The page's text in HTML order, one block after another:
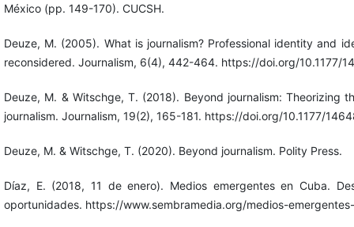
México (pp. 149-170). CUCSH.
Deuze, M. (2005). What is journalism? Professional identity and
reconsidered. Journalism, 6(4), 442-464. https://doi.org/10.1177/
Deuze, M. & Witschge, T. (2018). Beyond journalism: Theorizing
journalism. Journalism, 19(2), 165-181. https://doi.org/10.1177/
Deuze, M. & Witschge, T. (2020). Beyond journalism. Polity Press.
Díaz, E. (2018, 11 de enero). Medios emergentes en Cuba.
oportunidades. https://www.sembramedia.org/medios-